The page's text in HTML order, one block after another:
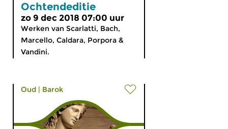
Ochtendeditie
zo 9 dec 2018 07:00 uur
Werken van Scarlatti, Bach,
Marcello, Caldara, Porpora &
Vandini.
Oud | Barok